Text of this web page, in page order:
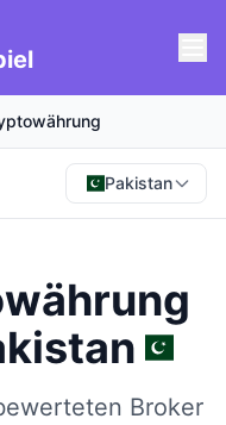
Pakistan
Broker